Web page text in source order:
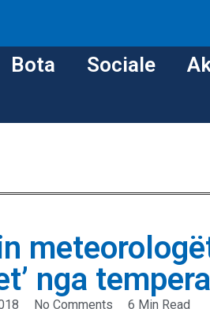
Bota Sociale
nga
No Comments
6 Min Read